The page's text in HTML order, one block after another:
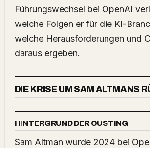
Führungswechsel bei OpenAI
welche Folgen er für die KI-
welche Herausforderungen und
daraus ergeben.
DIE KRISE UM SAM ALTMANS
HINTERGRUND DER OUSTING
Sam Altman wurde 2024 bei